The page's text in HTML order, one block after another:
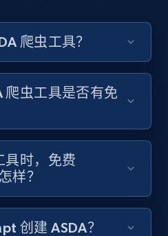
Awg
engagement rate,
md5, Video url,
and more.
爬虫工具？
爬虫工具是否有免
具时，免费
样？
创建 ASDA？